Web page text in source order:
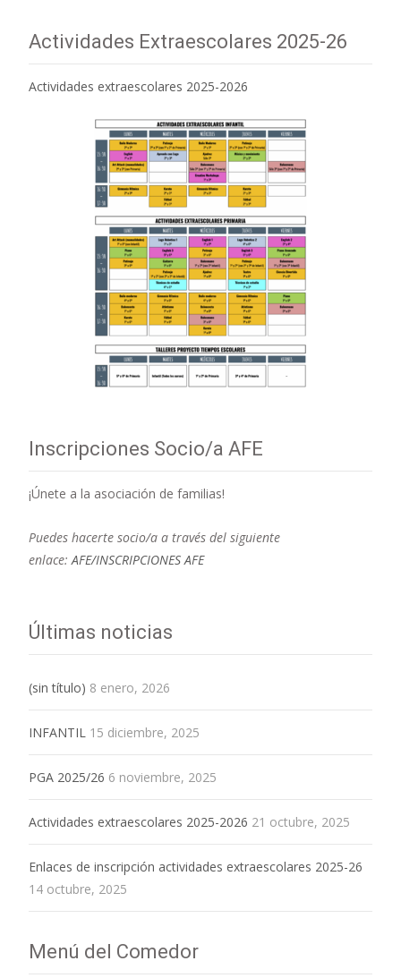
Actividades Extraescolares 2025-26
Actividades extraescolares 2025-2026
Inscripciones Socio/a AFE
¡Únete a la asociación de familias!
Puedes hacerte socio/a a través del siguiente
enlace:AFE/INSCRIPCIONES AFE
Últimas noticias
(sin título) 8 enero, 2026
INFANTIL 15 diciembre, 2025
PGA 2025/26 6 noviembre, 2025
Actividades extraescolares 2025-2026 21 octubre, 2025
Enlaces de inscripción actividades extraescolares 2025-26
14 octubre, 2025
Menú del Comedor